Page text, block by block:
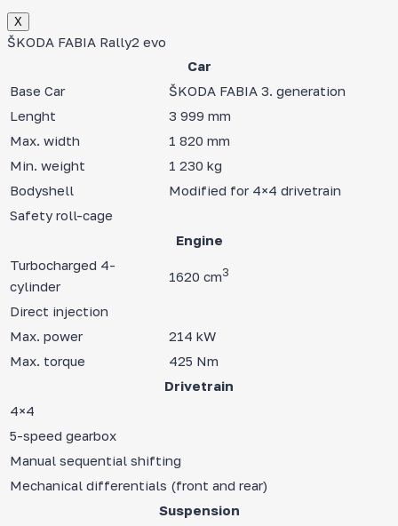
Х
ŠKODA FABIA Rally2 evo
Car
Base Car
ŠKODA FABIA 3. generation
Lenght
3 999 mm
Max. width
1 820 mm
Min. weight
1 230 kg
Bodyshell
Modified for 4×4 drivetrain
Safety roll-cage
Engine
Turbocharged 4-
cylinder
1620 cm3
Direct injection
Max. power
214 kW
Max. torque
425 Nm
Drivetrain
4×4
5-speed gearbox
Manual sequential shifting
Mechanical differentials (front and rear)
Suspension